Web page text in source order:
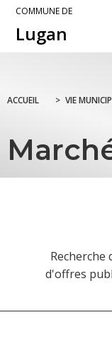
COMMUNE DE
Lugan
ACCUEIL > VIE
Recherche
d'offres